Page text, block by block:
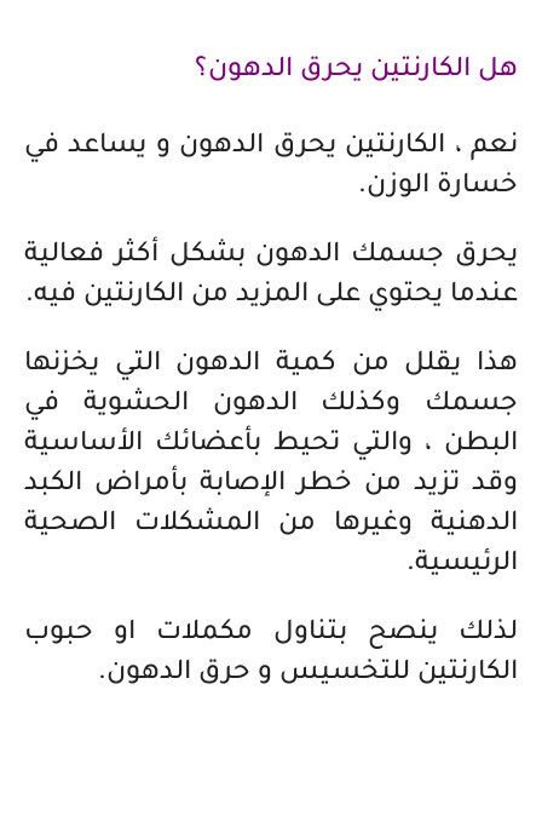
هل الكارنتين يحرق الدهون؟
نعم ، الكارنتين يحرق الدهون و يساعد في
خسارة الوزن.
يحرق جسمك الدهون بشكل أكثر فعالية
عندما يحتوي على المزيد من الكارنتين فيه.
هذا يقلل من كمية الدهون التي يخزنها
جسمك وكذلك الدهون الحشوية في
البطن ، والتي تحيط بأعضائك الأساسية
وقد تزيد من خطر الإصابة بأمراض الكبد
الدهنية وغيرها من المشكلات الصحية
الرئيسية.
لذلك ينصح بتناول مكملات او حبوب
الكارنتين للتخسيس و حرق الدهون.